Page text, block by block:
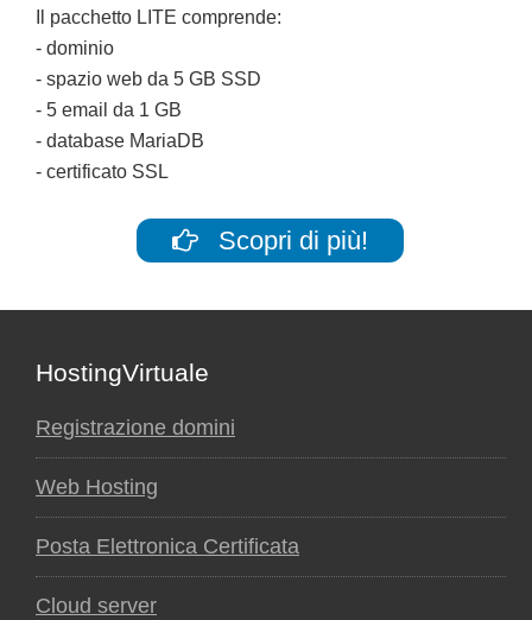
Il pacchetto LITE comprende:
- dominio
- spazio web da 5 GB SSD
- 5 email da 1 GB
- database MariaDB
- certificato SSL
Scopri di più!
Footer
HostingVirtuale
Registrazione domini
Web Hosting
Posta Elettronica Certificata
Cloud server